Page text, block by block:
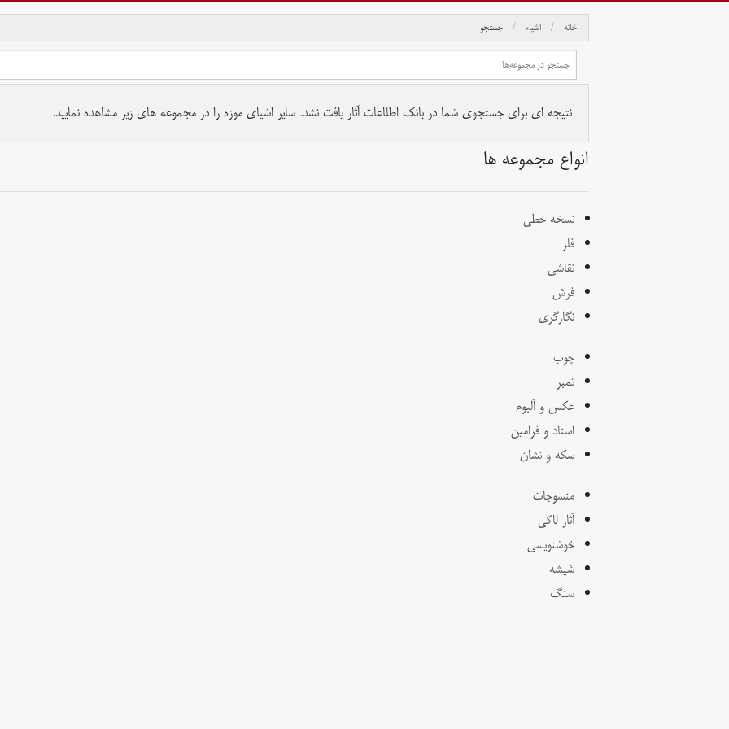
خانه اشیاء جستجو
نتیجه ای برای جستجوی شما در بانک اطلاعات آثار یافت نشد. سایر اشیای موزه را در مجموعه های زیر مشاهده نمایید.
انواع مجموعه ها
نسخه خطی
فلز
نقاشی
فرش
نگارگری
چوب
تمبر
عکس و آلبوم
اسناد و فرامین
سکه و نشان
منسوجات
آثار لاکی
خوشنویسی
شیشه
سنگ
تمام حقوق برای موسسه کتابخانه و موزه ملی ملک محفوظ است.